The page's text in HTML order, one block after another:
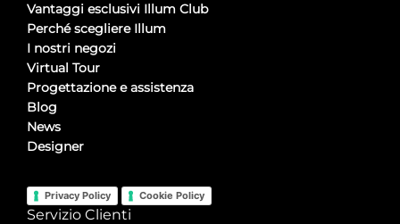
Vantaggi esclusivi Illum Club
Perché scegliere Illum
I nostri negozi
Virtual Tour
Progettazione e assistenza
Blog
News
Designer
Privacy Policy Cookie Policy
Servizio Clienti